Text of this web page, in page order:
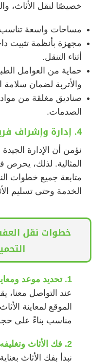
خصيصًا لنقل الأثاث،
مساحات واسعة تناسب
مجهزة بأنظمة تثبيت
أثناء التنقل.
حماية من العوامل
والأتربة لضمان سلامة
صناديق مغلقة من
الصدمات.
4. إدارة وإشراف فريق العمل
نؤمن أن الإدارة
المثالية. لذلك، يحرص
متابعة جميع خطوات
الخدمة وحتى تسليم
خطوات نقل
1. تحديد موعد ومعاينة الأثاث:
عند التواصل معنا،
الموقع لمعاينة
مناسب بناءً على
2. فك الأثاث وتغليفه:
نبدأ بفك الأثاث